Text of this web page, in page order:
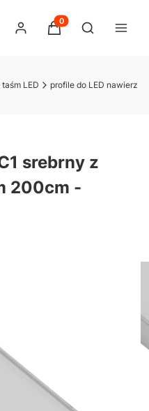
Produkty w
Otwórz
LED profile do LED
srebrny z
200cm -